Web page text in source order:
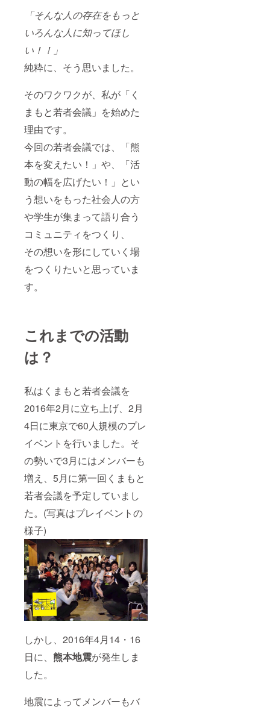
「そんな人の存在をもっと
いろんな人に知ってほし
い！！」
純粋に、そう思いました。
そのワクワクが、私が「く
まもと若者会議」を始めた
理由です。
今回の若者会議では、「熊
本を変えたい！」や、「活
動の幅を広げたい！」とい
う想いをもった社会人の方
や学生が集まって語り合う
コミュニティをつくり、
その想いを形にしていく場
をつくりたいと思っていま
す。
これまでの活動
は？
私はくまもと若者会議を
2016年2月に立ち上げ、2月
4日に東京で60人規模のプレ
イベントを行いました。そ
の勢いで3月にはメンバーも
増え、5月に第一回くまもと
若者会議を予定していまし
た。(写真はプレイベントの
様子)
しかし、2016年4月14・16
日に、 熊本地震が発生しま
した。
地震によってメンバーもバ